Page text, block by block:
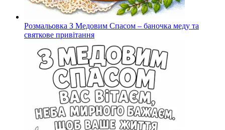
Розмальовка З Медовим Спасом – баночка меду та
святкове привітання